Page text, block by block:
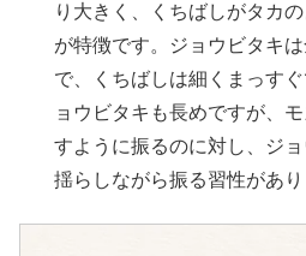
り大きく、くちばしがタカ
が特徴です。ジョウビタキ
で、くちばしは細くまっす
ョウビタキも長めですが、
すように振るのに対し、ジ
揺らしながら振る習性があり